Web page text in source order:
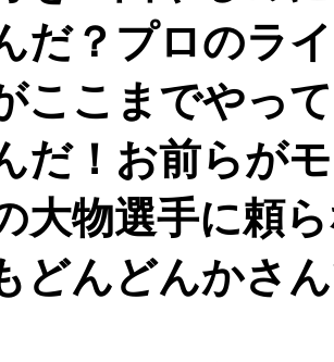
だ？プロのラ
ここまでやっ
だ！お前らが
大物選手に頼
どんどんかさ